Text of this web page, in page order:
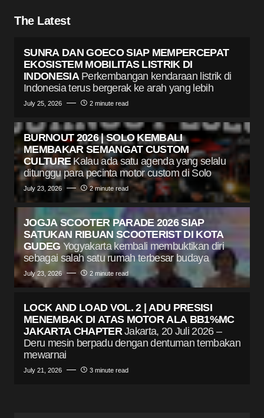
The Latest
SUNRA DAN GOECO SIAP MEMPERCEPAT
EKOSISTEM MOBILITAS LISTRIK DI
INDONESIA Perkembangan kendaraan listrik di
Indonesia terus bergerak ke arah yang lebih
July 25, 2026 2 minute read
BURNOUT 2026 | SOLO KEMBALI
MEMBAKAR SEMANGAT CUSTOM
CULTURE Kalau ada satu agenda yang selalu
ditunggu para pecinta motor custom di Solo
July 23, 2026 2 minute read
JOGJA SCOOTER PARADE 2026 SIAP
SATUKAN RIBUAN SCOOTERIST DI KOTA
GUDEG Yogyakarta kembali membuktikan diri
sebagai salah satu rumah terbesar budaya
July 23, 2026 2 minute read
LOCK AND LOAD VOL. 2 | ADU PRESISI
MENEMBAK DI ATAS MOTOR ALA BB1%MC
JAKARTA CHAPTER Jakarta, 20 Juli 2026 –
Deru mesin berpadu dengan dentuman tembakan
mewarnai
July 21, 2026 3 minute read